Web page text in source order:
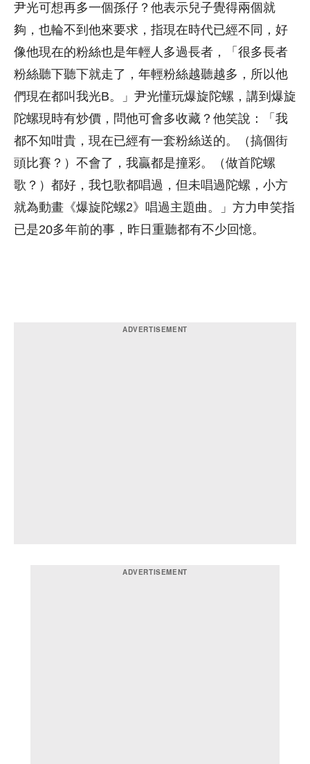
尹光可想再多一個孫仔？他表示兒子覺得兩個就
夠，也輪不到他來要求，指現在時代已經不同，好
像他現在的粉絲也是年輕人多過長者，「很多長者
粉絲聽下聽下就走了，年輕粉絲越聽越多，所以他
們現在都叫我光B。」尹光懂玩爆旋陀螺，講到爆旋
陀螺現時有炒價，問他可會多收藏？他笑說：「我
都不知咁貴，現在已經有一套粉絲送的。（搞個街
頭比賽？）不會了，我贏都是撞彩。（做首陀螺
歌？）都好，我乜歌都唱過，但未唱過陀螺，小方
就為動畫《爆旋陀螺2》唱過主題曲。」方力申笑指
已是20多年前的事，昨日重聽都有不少回憶。